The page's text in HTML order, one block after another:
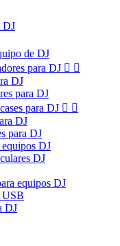
DJ
de DJ
para DJ  
DJ
para DJ
para DJ  
DJ
para DJ
equipos DJ
DJ
equipos DJ
USB
DJ